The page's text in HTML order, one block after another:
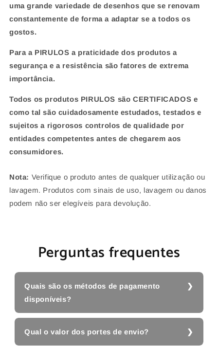
uma grande variedade de desenhos que se renovam
constantemente de forma a adaptar se a todos os
gostos.
Para a PIRULOS a praticidade dos produtos a
segurança e a resistência são fatores de extrema
importância.
Todos os produtos PIRULOS são CERTIFICADOS e
como tal são cuidadosamente estudados, testados e
sujeitos a rigorosos controlos de qualidade por
entidades competentes antes de chegarem aos
consumidores.
Nota: Verifique o produto antes de qualquer utilização ou
lavagem. Produtos com sinais de uso, lavagem ou danos
podem não ser elegíveis para devolução.
Perguntas frequentes
Quais são os métodos de pagamento
disponíveis?
Qual o valor dos portes de envio?